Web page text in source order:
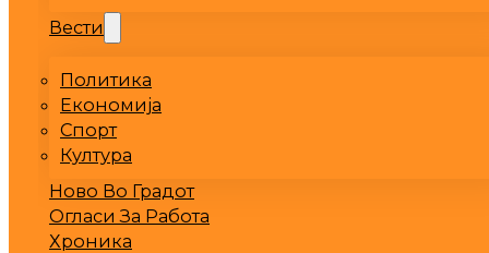
Вести
Политика
Економија
Спорт
Култура
Ново Во Градот
Огласи За Работа
Хроника